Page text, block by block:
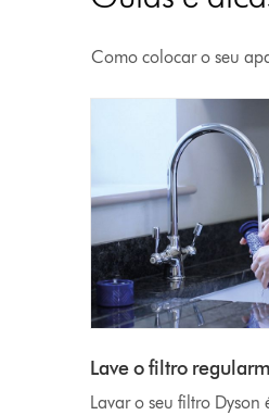
Como colocar o seu
Lave o filtro
Lavar o seu filtro